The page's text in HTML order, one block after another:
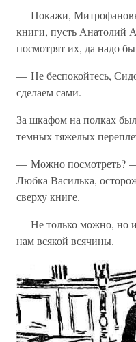
— Покажи,
книги, пусть Анатолий
посмотрят их, да надо
— Не беспокойтесь,
сделаем сами.
За шкафом на полках
темных тяжелых
— Можно посмотреть? —
Любка Василька,
сверху книге.
— Не только можно, но и
нам всякой всячины.